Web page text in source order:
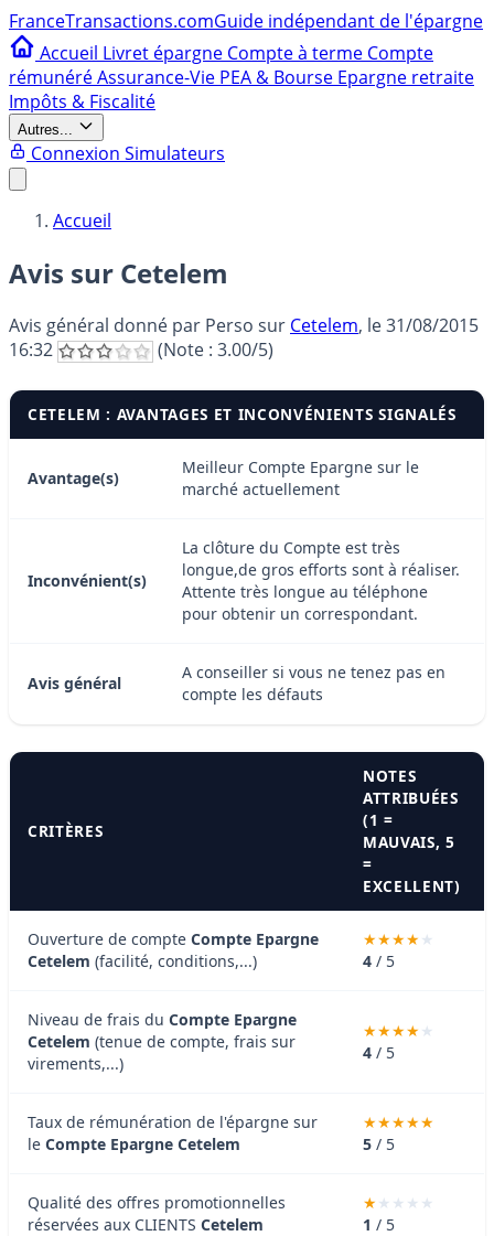
FranceTransactions.comGuide indépendant de l'épargne
Accueil Livret épargne Compte à terme Compte
rémunéréAssurance-Vie PEA & Bourse Epargne retraite
Impôts & Fiscalité
Autres...
Connexion Simulateurs
Accueil
Avis sur Cetelem
Avis général donné par Perso sur Cetelem, le31/08/2015
16:32
(Note : 3.00/5)
CETELEM : AVANTAGES ET INCONVÉNIENTS SIGNALÉS
Avantage(s)
Meilleur Compte Epargne sur le
marché actuellement
Inconvénient(s)
La clôture du Compte est très
longue,de gros efforts sont à réaliser.
Attente très longue au téléphone
pour obtenir un correspondant.
Avis général
A conseiller si vous ne tenez pas en
compte les défauts
CRITÈRES
NOTES
ATTRIBUÉES
(1 =
MAUVAIS, 5
=
EXCELLENT)
Ouverture de compte Compte Epargne
Cetelem (facilité, conditions,...) 4 / 5
Niveau de frais du Compte Epargne
Cetelem (tenue de compte, frais sur
virements,...)
4 / 5
Taux de rémunération de l'épargne sur
le Compte Epargne Cetelem 5 / 5
Qualité des offres promotionnelles
réservées aux CLIENTS Cetelem 1 / 5